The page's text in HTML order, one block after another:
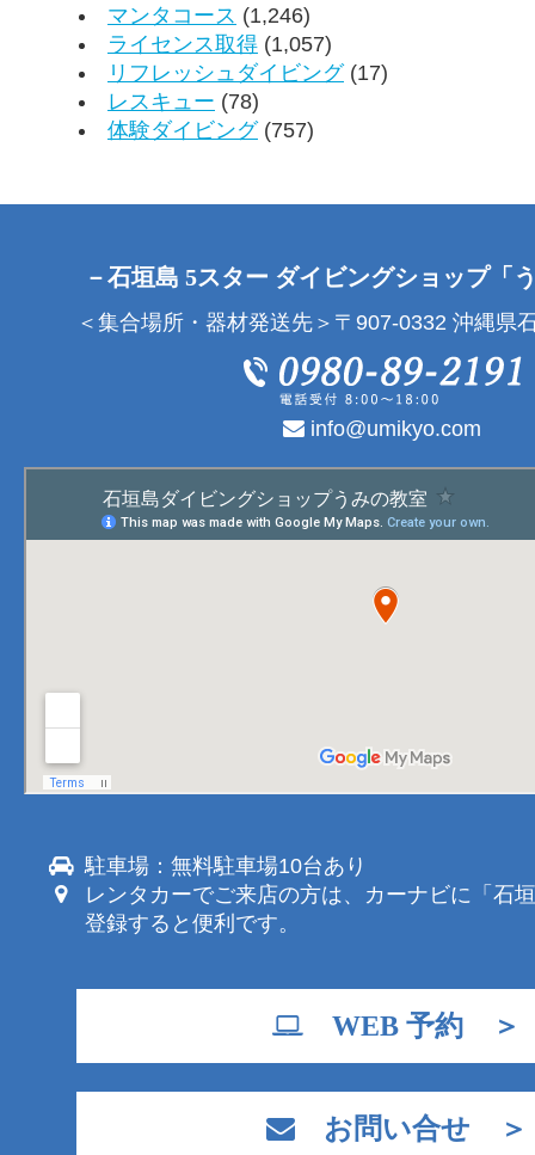
マンタコース (1,246)
ライセンス取得 (1,057)
リフレッシュダイビング(17)
レスキュー (78)
体験ダイビング(757)
－石垣島 5スター ダイビングショップ「
＜集合場所・器材発送先＞〒907-0332 沖縄県
info@umikyo.com
駐車場：無料駐車場10台あり
レンタカーでご来店の方は、カーナビに「石
登録すると便利です。
WEB 予約 ＞
お問い合せ ＞